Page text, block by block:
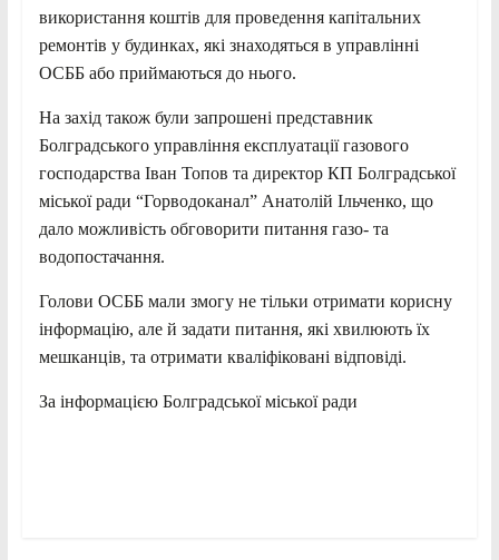
використання коштів для проведення капітальних
ремонтів у будинках, які знаходяться в управлінні
ОСББ або приймаються до нього.
На захід також були запрошені представник
Болградського управління експлуатації газового
господарства Іван Топов та директор КП Болградської
міської ради “Горводоканал” Анатолій Ільченко, що
дало можливість обговорити питання газо- та
водопостачання.
Голови ОСББ мали змогу не тільки отримати корисну
інформацію, але й задати питання, які хвилюють їх
мешканців, та отримати кваліфіковані відповіді.
За інформацією Болградської міської ради